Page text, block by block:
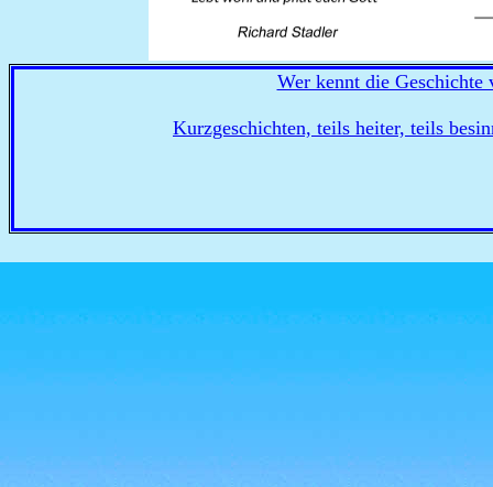
Wer kennt die Geschichte
Kurzgeschichten, teils heiter, teils